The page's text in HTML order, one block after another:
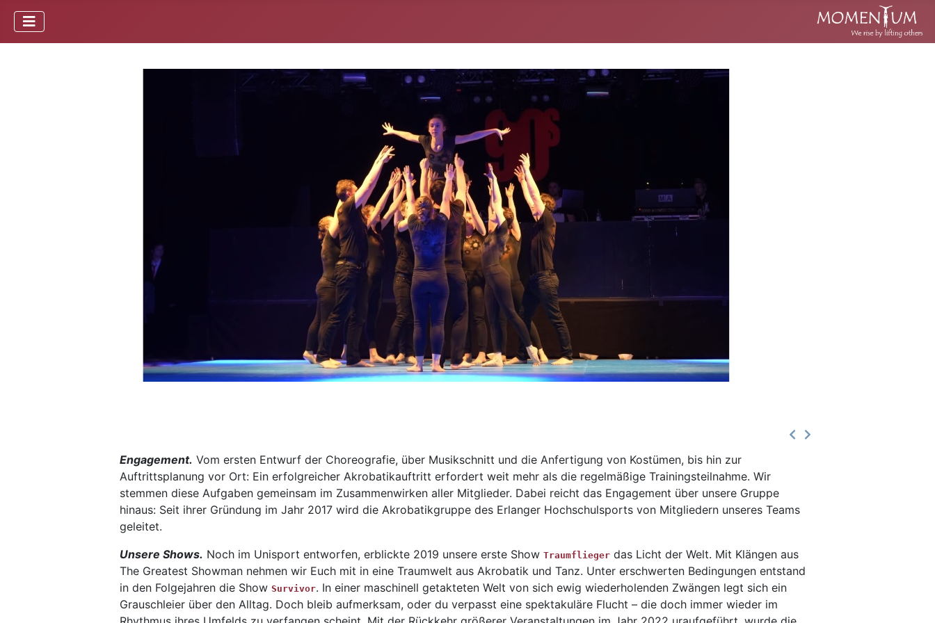
Engagement. Vom ersten Entwurf der Choreografie, über Musikschnitt und die Anfertigung von Kostümen, bis hin zur
Auftrittsplanung vor Ort: Ein erfolgreicher Akrobatikauftritt erfordert weit mehr als die regelmäßige Trainingsteilnahme. Wir
stemmen diese Aufgaben gemeinsam im Zusammenwirken aller Mitglieder. Dabei reicht das Engagement über unsere Gruppe
hinaus: Seit ihrer Gründung im Jahr 2017 wird die Akrobatikgruppe des Erlanger Hochschulsports von Mitgliedern unseres Teams
geleitet.
Unsere Shows. Noch im Unisport entworfen, erblickte 2019 unsere erste Show Traumflieger das Licht der Welt. Mit Klängen aus
The Greatest Showman nehmen wir Euch mit in eine Traumwelt aus Akrobatik und Tanz. Unter erschwerten Bedingungen entstand
in den Folgejahren die Show Survivor. In einer maschinell getakteten Welt von sich ewig wiederholenden Zwängen legt sich ein
Grauschleier über den Alltag. Doch bleib aufmerksam, oder du verpasst eine spektakuläre Flucht – die doch immer wieder im